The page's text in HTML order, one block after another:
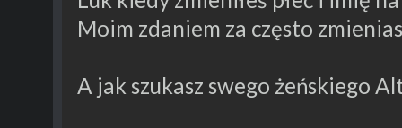
Moim zdaniem za często
A jak szukasz swego żeńskiego